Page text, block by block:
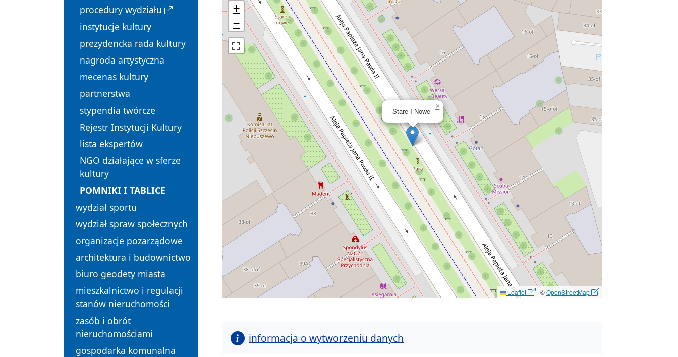
procedury wydziału
instytucje kultury
prezydencka rada kultury
nagroda artystyczna
mecenas kultury
partnerstwa
stypendia twórcze
Rejestr Instytucji Kultury
lista ekspertów
NGO działające w sferze
kultury
POMNIKI I TABLICE
wydział sportu
wydział spraw społecznych
organizacje pozarządowe
architektura i budownictwo
biuro geodety miasta
mieszkalnictwo i regulacji
stanów nieruchomości
zasób i obrót
nieruchomościami
gospodarka komunalna
Stare I Nowe
×
+
−
Leaflet |©OpenStreetMap
informacja o wytworzeniu danych